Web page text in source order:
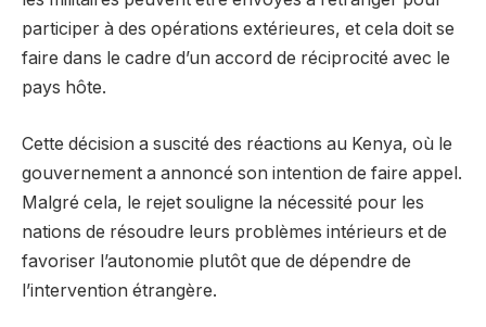
participer à des opérations extérieures, et cela doit se
faire dans le cadre d’un accord de réciprocité avec le
pays hôte.
Cette décision a suscité des réactions au Kenya, où le
gouvernement a annoncé son intention de faire appel.
Malgré cela, le rejet souligne la nécessité pour les
nations de résoudre leurs problèmes intérieurs et de
favoriser l’autonomie plutôt que de dépendre de
l’intervention étrangère.